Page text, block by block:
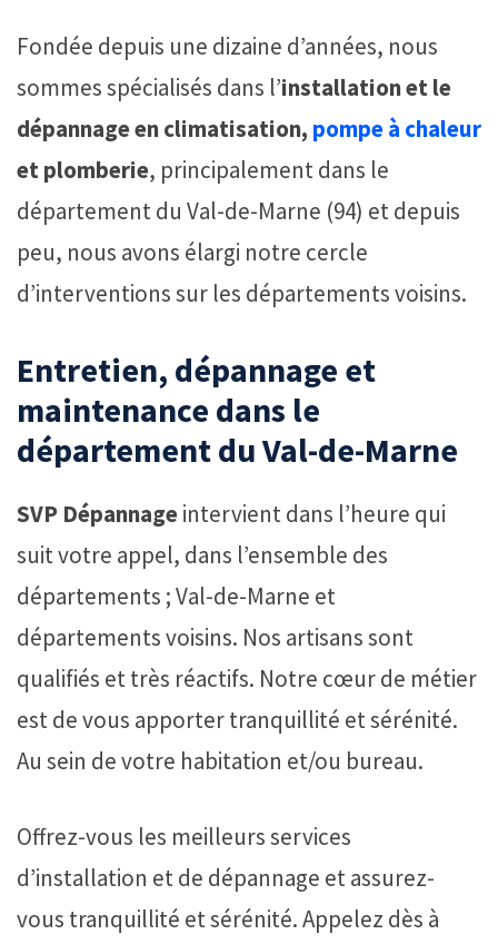
Fondée depuis une dizaine d’années, nous
sommes spécialisés dans l’installation et le
dépannage en climatisation, pompe à chaleur
et plomberie, principalement dans le
département du Val-de-Marne (94) et depuis
peu, nous avons élargi notre cercle
d’interventions sur les départements voisins.
Entretien, dépannage et
maintenance dans le
département du Val-de-Marne
SVP Dépannageintervient dans l’heure qui
suit votre appel, dans l’ensemble des
départements ; Val-de-Marne et
départements voisins. Nos artisans sont
qualifiés et très réactifs. Notre cœur de métier
est de vous apporter tranquillité et sérénité.
Au sein de votre habitation et/ou bureau.
Offrez-vous les meilleurs services
d’installation et de dépannage et assurez-
vous tranquillité et sérénité. Appelez dès à